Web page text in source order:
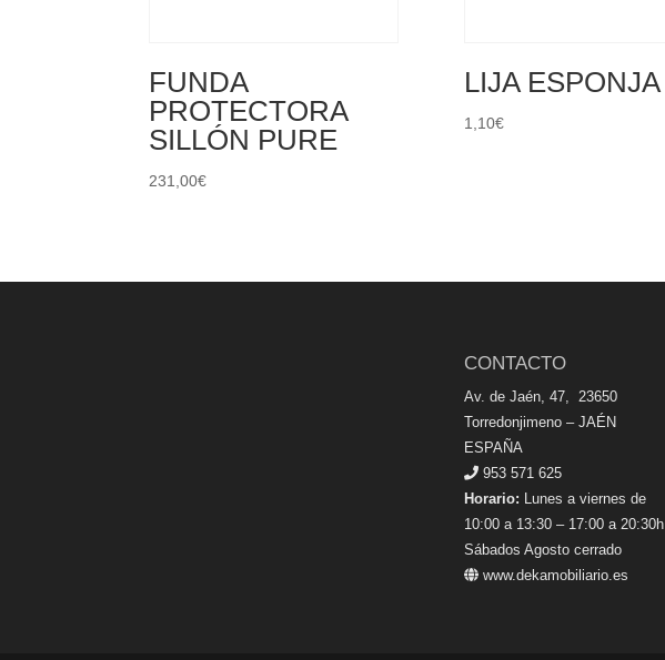
FUNDA
PROTECTORA
SILLÓN PURE
231,00€
LIJA ESPONJA
1,10€
CONTACTO
Av. de Jaén, 47, 23650
Torredonjimeno – JAÉN
ESPAÑA
953 571 625
Horario: Lunes a viernes de
10:00 a 13:30 – 17:00 a 20:30h
Sábados Agosto cerrado
www.dekamobiliario.es